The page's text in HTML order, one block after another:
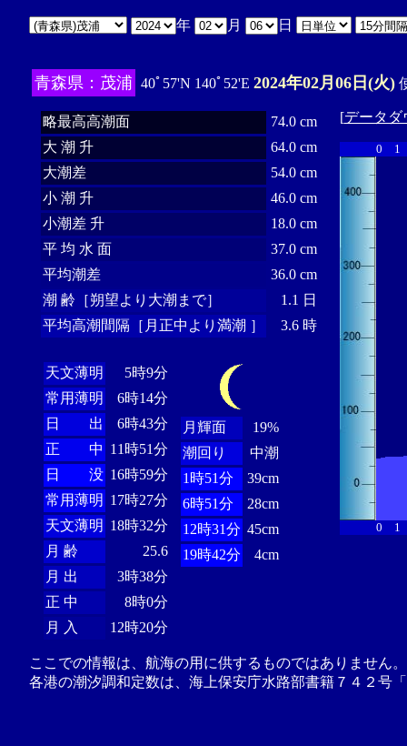
年 月 日
青森県：茂浦 40ﾟ57'N 140ﾟ52'E 2024年02月06日(火)
略最高高潮面
74.0 cm
大 潮 升
64.0 cm
大潮差
54.0 cm
小 潮 升
46.0 cm
小潮差 升
18.0 cm
平 均 水 面
37.0 cm
平均潮差
36.0 cm
潮 齢［朔望より大潮まで］
1.1 日
平均高潮間隔［月正中より満潮 ］
3.6 時
天文薄明
5時9分
常用薄明
6時14分
日 出
6時43分
正 中 11時51分
日 没 16時59分
常用薄明 17時27分
天文薄明 18時32分
月 齢
25.6
月 出
3時38分
正 中
8時0分
月 入
12時20分
月輝面
19%
潮回り
中潮
1時51分
39cm
6時51分
28cm
12時31分 45cm
19時42分
4cm
[データダ
0 1
0 1
ここでの情報は、航海の用に供するものではありません
各港の潮汐調和定数は、海上保安庁水路部書籍７４２号